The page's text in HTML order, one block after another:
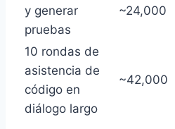
y generar
pruebas
~24,000
10 rondas de
asistencia de
código en
diálogo largo
~42,000